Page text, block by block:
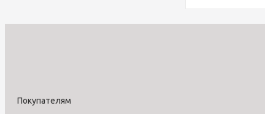
Покупателям